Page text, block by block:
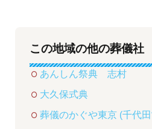
この地域の他の葬儀社
あんしん祭典 志村
大久保式典
葬儀のかぐや東京 (千代